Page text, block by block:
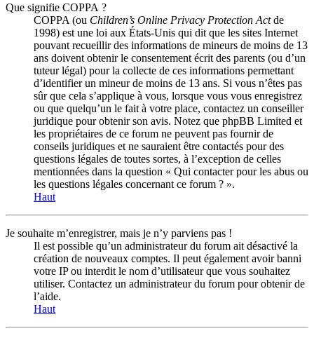
Que signifie COPPA ?
COPPA (ou Children’s Online Privacy Protection Actde
1998) est une loi aux États-Unis qui dit que les sites Internet
pouvant recueillir des informations de mineurs de moins de 13
ans doivent obtenir le consentement écrit des parents (ou d’un
tuteur légal) pour la collecte de ces informations permettant
d’identifier un mineur de moins de 13 ans. Si vous n’êtes pas
sûr que cela s’applique à vous, lorsque vous vous enregistrez
ou que quelqu’un le fait à votre place, contactez un conseiller
juridique pour obtenir son avis. Notez que phpBB Limited et
les propriétaires de ce forum ne peuvent pas fournir de
conseils juridiques et ne sauraient être contactés pour des
questions légales de toutes sortes, à l’exception de celles
mentionnées dans la question « Qui contacter pour les abus ou
les questions légales concernant ce forum ? ».
Haut
Je souhaite m’enregistrer, mais je n’y parviens pas !
Il est possible qu’un administrateur du forum ait désactivé la
création de nouveaux comptes. Il peut également avoir banni
votre IP ou interdit le nom d’utilisateur que vous souhaitez
utiliser. Contactez un administrateur du forum pour obtenir de
l’aide.
Haut